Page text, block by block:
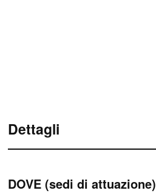
Dettagli
DOVE (sedi di attuazione)